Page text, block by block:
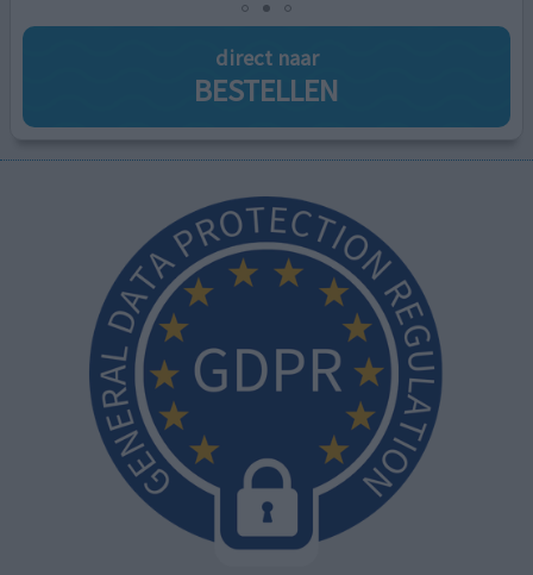
direct naar
BESTELLEN